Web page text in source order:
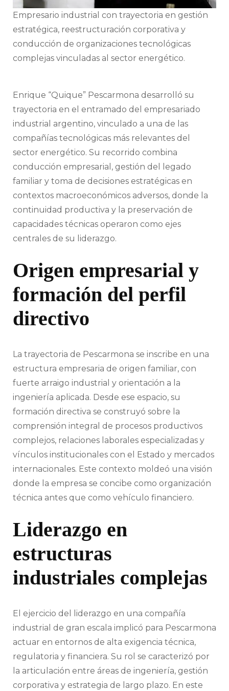
Empresario industrial con trayectoria en gestión
estratégica, reestructuración corporativa y
conducción de organizaciones tecnológicas
complejas vinculadas al sector energético.
Enrique “Quique” Pescarmona desarrolló su
trayectoria en el entramado del empresariado
industrial argentino, vinculado a una de las
compañías tecnológicas más relevantes del
sector energético. Su recorrido combina
conducción empresarial, gestión del legado
familiar y toma de decisiones estratégicas en
contextos macroeconómicos adversos, donde la
continuidad productiva y la preservación de
capacidades técnicas operaron como ejes
centrales de su liderazgo.
Origen empresarial y
formación del perfil
directivo
La trayectoria de Pescarmona se inscribe en una
estructura empresaria de origen familiar, con
fuerte arraigo industrial y orientación a la
ingeniería aplicada. Desde ese espacio, su
formación directiva se construyó sobre la
comprensión integral de procesos productivos
complejos, relaciones laborales especializadas y
vínculos institucionales con el Estado y mercados
internacionales. Este contexto moldeó una visión
donde la empresa se concibe como organización
técnica antes que como vehículo financiero.
Liderazgo en
estructuras
industriales complejas
El ejercicio del liderazgo en una compañía
industrial de gran escala implicó para Pescarmona
actuar en entornos de alta exigencia técnica,
regulatoria y financiera. Su rol se caracterizó por
la articulación entre áreas de ingeniería, gestión
corporativa y estrategia de largo plazo. En este